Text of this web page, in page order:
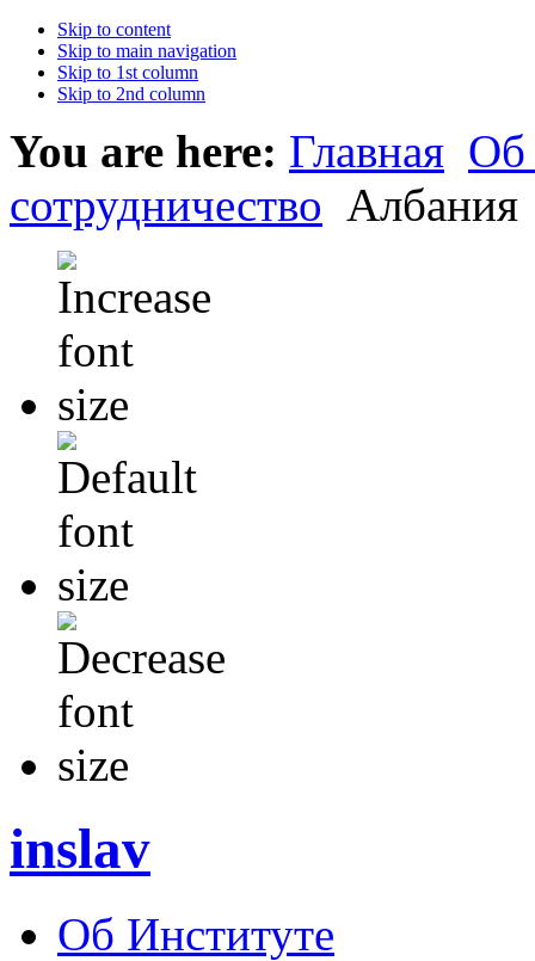
Skip to content
Skip to main navigation
Skip to 1st column
Skip to 2nd column
You are here: Главная Об
сотрудничество Албания
inslav
Об Институте